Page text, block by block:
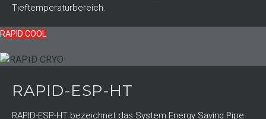
Tieftemperaturbereich.
RAPID COOL
RAPID-ESP-HT
RAPID-ESP-HT bezeichnet das System Energy Saving Pipe.